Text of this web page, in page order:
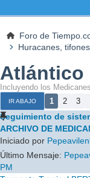
Foro de
Huracanes,
Atlántico
Incluyendo los
IR ABAJO 1 2 3
Seguimiento de
ARCHIVO DE
Iniciado por
Último Mensaje:
PM